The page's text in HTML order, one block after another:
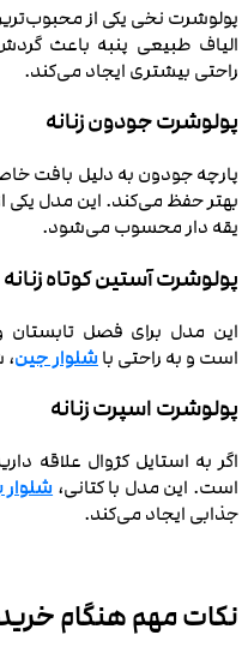
پولوشرت نخی یکی از
الیاف طبیعی پنبه باعث
راحتی بیشتری ایجاد می‌کند.
پولوشرت جودون زنانه
پارچه جودون به دلیل بافت
بهتر حفظ می‌کند. این مدل یکی
یقه دار محسوب می‌شود.
پولوشرت آستین کوتاه زنانه
این مدل برای فصل تابستان
است و به راحتی با شلوار جین،
پولوشرت اسپرت زنانه
اگر به استایل کژوال علاقه
است. این مدل با کتانی،
جذابی ایجاد می‌کند.
نکات مهم هنگام